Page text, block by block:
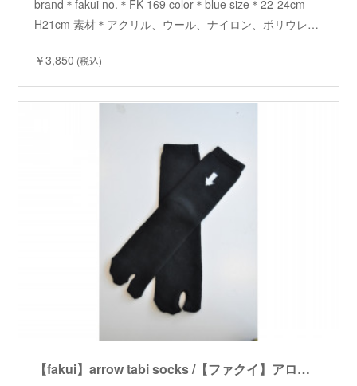
brand＊fakui no.＊FK-169 color＊blue size＊22-24cm
H21cm 素材＊アクリル、ウール、ナイロン、ポリウレ…
￥3,850 (税込)
【fakui】arrow tabi socks /【ファクイ】アロータビソックス